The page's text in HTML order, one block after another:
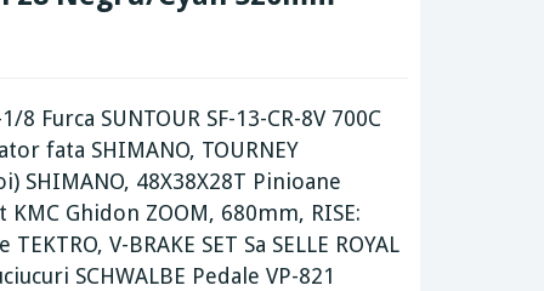
8 Furca SUNTOUR SF-13-CR-8V 700C
fata SHIMANO, TOURNEY
SHIMANO, 48X38X28T Pinioane
KMC Ghidon ZOOM, 680mm, RISE:
V-BRAKE SET Sa SELLE ROYAL
SCHWALBE Pedale VP-821